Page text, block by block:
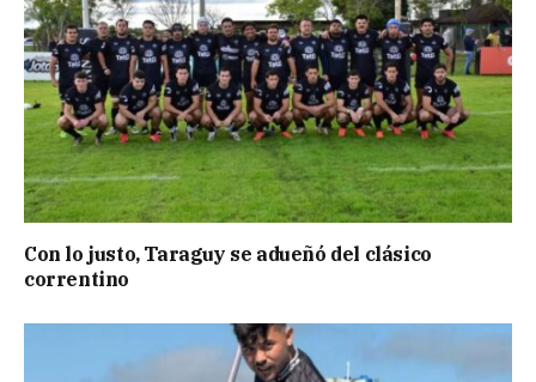
Con lo justo, Taraguy se adueñó del clásico
correntino